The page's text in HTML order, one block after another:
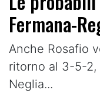
Fermana-
Anche Rosafio
ritorno al 3-5-2,
Neglia...